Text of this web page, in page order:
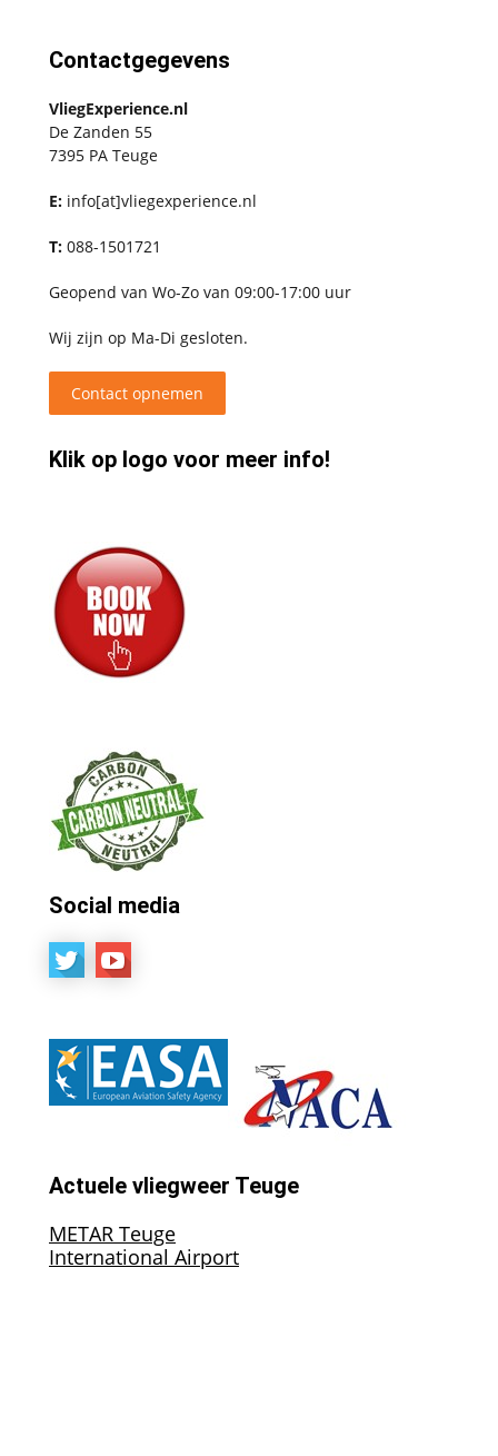
Contactgegevens
VliegExperience.nl
De Zanden 55
7395 PA Teuge
E: info[at]vliegexperience.nl
T: 088-1501721
Geopend van Wo-Zo van 09:00-17:00 uur
Wij zijn op Ma-Di gesloten.
Contact opnemen
Klik op logo voor meer info!
Social media
Actuele vliegweer Teuge
METAR Teuge
International Airport